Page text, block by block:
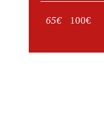
65€ 100€